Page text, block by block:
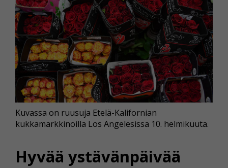
Hyvää ystävänpäivää
Kuvassa on ruusuja Etelä-Kalifornian
kukkamarkkinoilla Los Angelesissa 10. helmikuuta.